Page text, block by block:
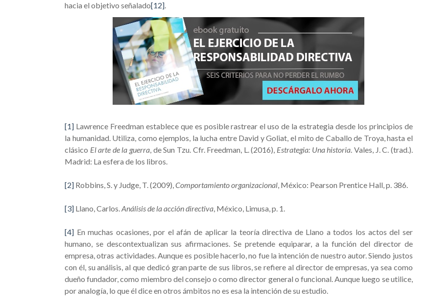
hacia el objetivo señalado[12].
[1] Lawrence Freedman establece que es posible rastrear el uso de la estrategia desde los principios de
la humanidad. Utiliza, como ejemplos, la lucha entre David y Goliat, el mito de Caballo de Troya, hasta el
clásico El arte de la guerra, de Sun Tzu. Cfr. Freedman, L. (2016), Estrategia: Una historia. Vales, J. C. (trad.).
Madrid: La esfera de los libros.
[2] Robbins, S. y Judge, T. (2009),Comportamiento organizacional, México: Pearson Prentice Hall, p. 386.
[3] Llano, Carlos.Análisis de la acción directiva, México, Limusa, p. 1.
[4] En muchas ocasiones, por el afán de aplicar la teoría directiva de Llano a todos los actos del ser
humano, se descontextualizan sus afirmaciones. Se pretende equiparar, a la función del director de
empresa, otras actividades. Aunque es posible hacerlo, no fue la intención de nuestro autor. Siendo justos
con él, su análisis, al que dedicó gran parte de sus libros, se refiere al director de empresas, ya sea como
dueño fundador, como miembro del consejo o como director general o funcional. Aunque luego se utilice,
por analogía, lo que él dice en otros ámbitos no es esa la intención de su estudio.